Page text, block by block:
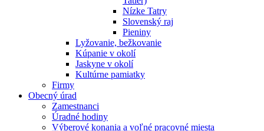
Nízke Tatry
Slovenský raj
Pieniny
Lyžovanie, bežkovanie
Kúpanie v okolí
Jaskyne v okolí
Kultúrne pamiatky
Firmy
Obecný úrad
Zamestnanci
Úradné hodiny
Výberové konania a voľné pracovné miesta